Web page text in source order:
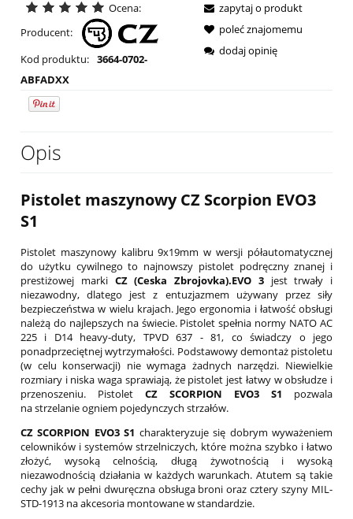
Ocena:
Producent:
Kod produktu: 3664-0702-
ABFADXX
zapytaj o produkt
poleć znajomemu
dodaj opinię
Opis
Pistolet maszynowy CZ Scorpion EVO3
S1
Pistolet maszynowy kalibru 9x19mm w wersji półautomatycznej
do użytku cywilnego to najnowszy pistolet podręczny znanej i
prestiżowej marki CZ (Ceska Zbrojovka).EVO 3jest trwały i
niezawodny, dlatego jest z entuzjazmem używany przez siły
bezpieczeństwa w wielu krajach. Jego ergonomia i łatwość obsługi
należą do najlepszych na świecie. Pistolet spełnia normy NATO AC
225 i D14 heavy-duty, TPVD 637 - 81, co świadczy o jego
ponadprzeciętnej wytrzymałości. Podstawowy demontaż pistoletu
(w celu konserwacji) nie wymaga żadnych narzędzi. Niewielkie
rozmiary i niska waga sprawiają, że pistolet jest łatwy w obsłudze i
przenoszeniu. Pistolet CZ SCORPION EVO3 S1 pozwala
na strzelanie ogniem pojedynczych strzałów.
CZ SCORPION EVO3 S1 charakteryzuje się dobrym wyważeniem
celowników i systemów strzelniczych, które można szybko i łatwo
złożyć, wysoką celnością, długą żywotnością i wysoką
niezawodnością działania w każdych warunkach. Atutem są takie
cechy jak w pełni dwuręczna obsługa broni oraz cztery szyny MIL-
STD-1913 na akcesoria montowane w standardzie.